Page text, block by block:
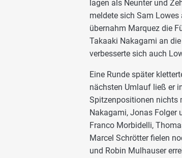
lagen als Neunter und
meldete sich Sam
übernahm Marquez die
Takaaki Nakagami an
verbesserte sich auch
Eine Runde später
nächsten Umlauf ließ er
Spitzenpositionen nichts
Nakagami, Jonas Folger
Franco Morbidelli,
Marcel Schrötter fielen
und Robin Mulhauser